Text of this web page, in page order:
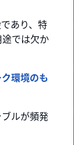
あり、特
では欠か
環境のも
ルが頻発